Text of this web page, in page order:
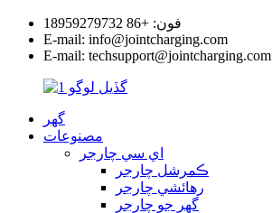
فون: +86 18959279732
E-mail: info@jointcharging.com
E-mail: techsupport@jointcharging.com
گھر
مصنوعات
اي سي چارجر
ڪمرشل چارجر
رهائشي چارجر
گهر جو چارجر